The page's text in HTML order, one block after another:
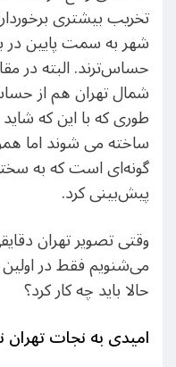
تخریب بیشتری
شهر به سمت پایین در
حساس‌ترند. البته
شمال تهران هم از
طوری که با این که
ساخته می شوند اما
گونه‌ای است که به
پیش‌بینی کرد.
وقتی تصویر تهران
می‌شنویم فقط در
حالا باید چه کار کرد؟
امیدی به نجات تهران